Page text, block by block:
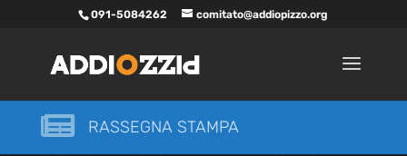
091-5084262 comitato@addiopizzo.org
 RASSEGNA STAMPA